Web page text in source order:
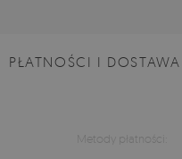
PŁATNOŚCI I DOSTAWA
Metody płatności: